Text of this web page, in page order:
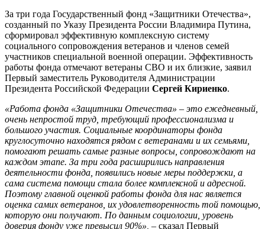
За три года Государственный фонд «Защитники Отечества»,
созданный по Указу Президента России Владимира Путина,
сформировал эффективную комплексную систему
социального сопровождения ветеранов и членов семей
участников специальной военной операции. Эффективность
работы фонда отмечают ветераны СВО и их близкие, заявил
Первый заместитель Руководителя Администрации
Президента Российской Федерации Сергей Кириенко.
«Работа фонда «Защитники Отечества» – это ежедневный,
очень непростой труд, требующий профессионализма и
большого участия. Социальные координаторы фонда
круглосуточно находятся рядом с ветеранами и их семьями,
помогают решать самые разные вопросы, сопровождают на
каждом этапе. За три года расширились направления
деятельности фонда, появились новые меры поддержки, а
сама система помощи стала более комплексной и адресной.
Поэтому главной оценкой работы фонда для нас является
оценка самих ветеранов, их удовлетворенность той помощью,
которую они получают. По данным социологии, уровень
доверия фонду уже превысил 90%», – сказал Первый